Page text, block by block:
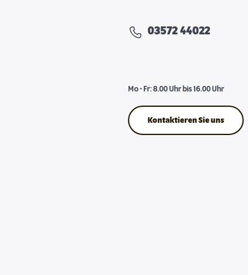
03572 44022
Mo - Fr: 8.00 Uhr bis 16.00 Uhr
Kontaktieren Sie uns